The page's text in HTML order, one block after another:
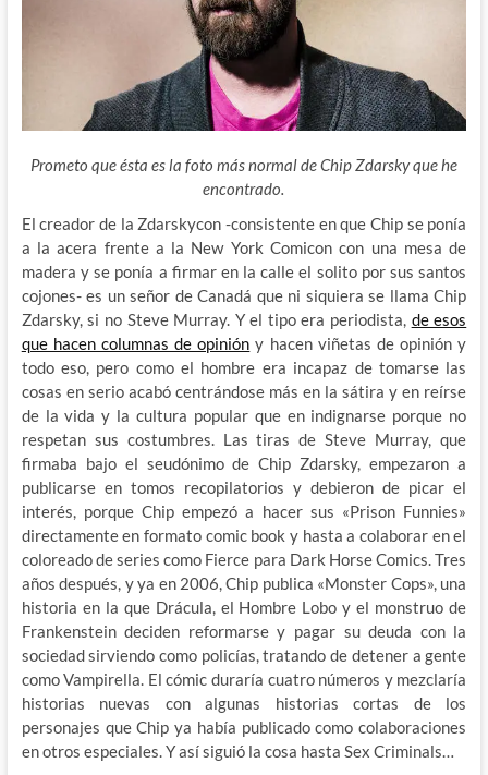
Prometo que ésta es la foto más normal de Chip Zdarsky que he
encontrado.
El creador de la Zdarskycon -consistente en que Chip se ponía
a la acera frente a la New York Comicon con una mesa de
madera y se ponía a firmar en la calle el solito por sus santos
cojones- es un señor de Canadá que ni siquiera se llama Chip
Zdarsky, si no Steve Murray. Y el tipo era periodista, de esos
que hacen columnas de opinión y hacen viñetas de opinión y
todo eso, pero como el hombre era incapaz de tomarse las
cosas en serio acabó centrándose más en la sátira y en reírse
de la vida y la cultura popular que en indignarse porque no
respetan sus costumbres. Las tiras de Steve Murray, que
firmaba bajo el seudónimo de Chip Zdarsky, empezaron a
publicarse en tomos recopilatorios y debieron de picar el
interés, porque Chip empezó a hacer sus «Prison Funnies»
directamente en formato comic book y hasta a colaborar en el
coloreado de series como Fierce para Dark Horse Comics. Tres
años después, y ya en 2006, Chip publica «Monster Cops», una
historia en la que Drácula, el Hombre Lobo y el monstruo de
Frankenstein deciden reformarse y pagar su deuda con la
sociedad sirviendo como policías, tratando de detener a gente
como Vampirella. El cómic duraría cuatro números y mezclaría
historias nuevas con algunas historias cortas de los
personajes que Chip ya había publicado como colaboraciones
en otros especiales. Y así siguió la cosa hasta Sex Criminals…